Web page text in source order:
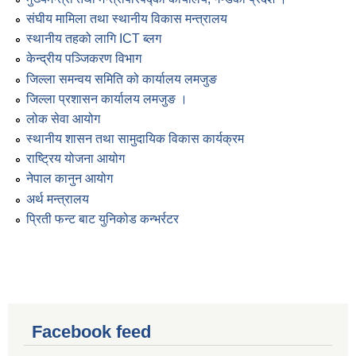
संघीय मामिला तथा स्थानीय विकास मन्त्रालय
स्थानीय तहको लागि ICT ब्लग
केन्द्रीय पञ्जिकरण विभाग
जिल्ला समन्वय समिति को कार्यालय लमजुङ
जिल्ला प्रशासन कार्यालय लमजुङ ।
लोक सेवा आयोग
स्थानीय शासन तथा सामुदायिक विकास कार्यक्रम
राष्ट्रिय योजना आयोग
नेपाल कानुन आयोग
अर्थ मन्त्रालय
प्रिती फन्ट बाट युनिकोड कन्भर्रटर
Facebook feed